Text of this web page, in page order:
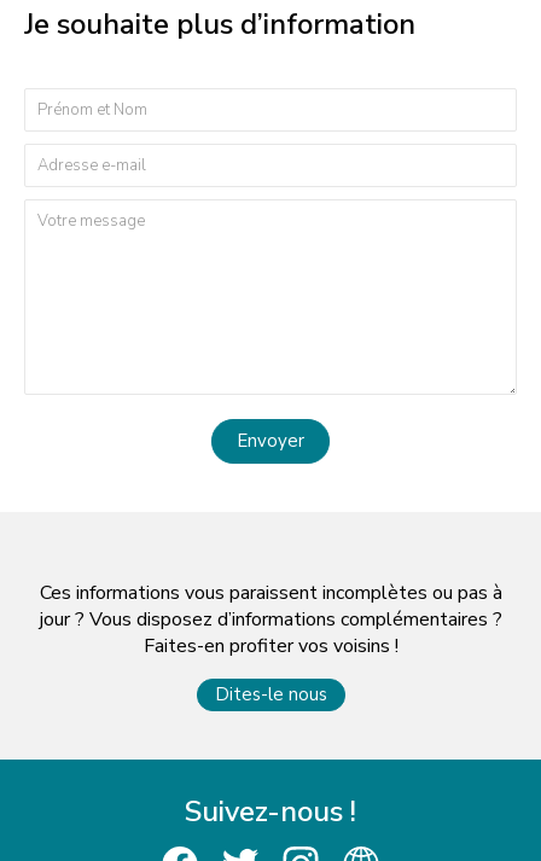
Je souhaite plus d’information
Envoyer
Ces informations vous paraissent incomplètes ou pas à
jour ? Vous disposez d’informations complémentaires ?
Faites-en profiter vos voisins !
Dites-le nous
Suivez-nous !